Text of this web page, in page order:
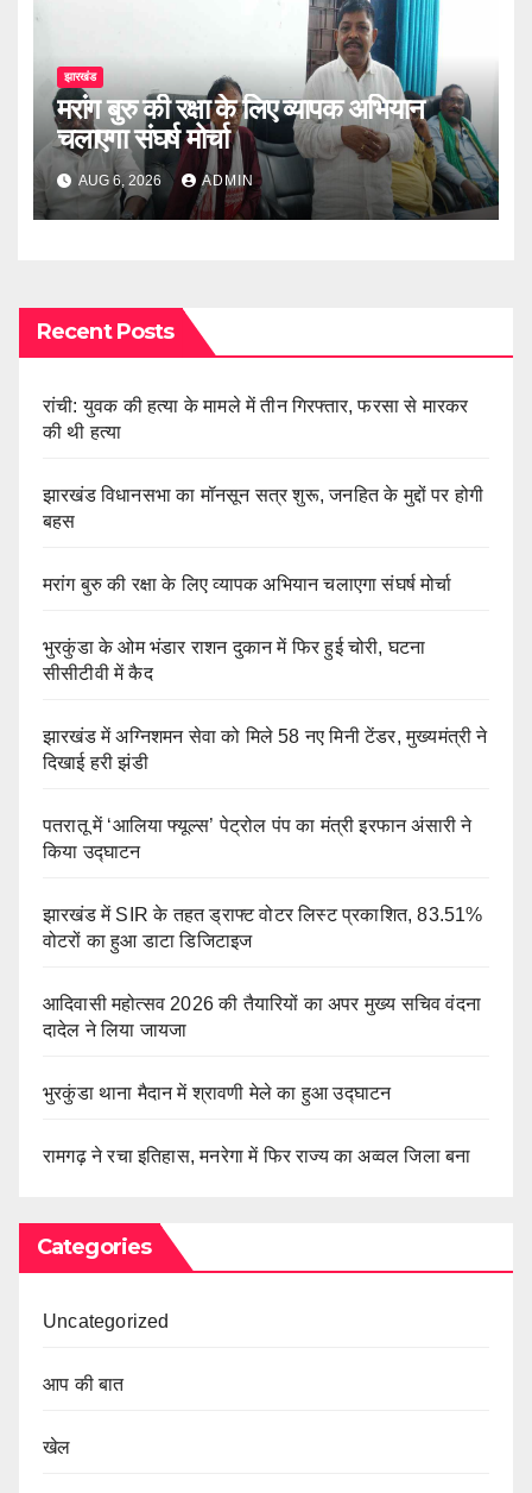
झारखंड
मरांग बुरु की रक्षा के लिए व्यापक अभियान
चलाएगा संघर्ष मोर्चा
AUG 6, 2026 ADMIN
Recent Posts
रांची: युवक की हत्या के मामले में तीन गिरफ्तार, फरसा से मारकर
की थी हत्या
झारखंड विधानसभा का मॉनसून सत्र शुरू, जनहित के मुद्दों पर होगी
बहस
मरांग बुरु की रक्षा के लिए व्यापक अभियान चलाएगा संघर्ष मोर्चा
भुरकुंडा के ओम भंडार राशन दुकान में फिर हुई चोरी, घटना
सीसीटीवी में कैद
झारखंड में अग्निशमन सेवा को मिले 58 नए मिनी टेंडर, मुख्यमंत्री ने
दिखाई हरी झंडी
पतरातू में ‘आलिया फ्यूल्स’ पेट्रोल पंप का मंत्री इरफान अंसारी ने
किया उद्घाटन
झारखंड में SIR के तहत ड्राफ्ट वोटर लिस्ट प्रकाशित, 83.51%
वोटरों का हुआ डाटा डिजिटाइज
आदिवासी महोत्सव 2026 की तैयारियों का अपर मुख्य सचिव वंदना
दादेल ने लिया जायजा
भुरकुंडा थाना मैदान में श्रावणी मेले का हुआ उद्घाटन
रामगढ़ ने रचा इतिहास, मनरेगा में फिर राज्य का अव्वल जिला बना
Categories
Uncategorized
आप की बात
खेल